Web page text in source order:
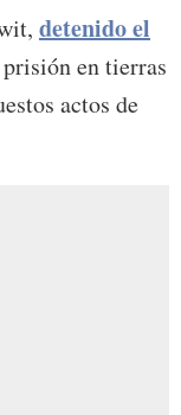
detenido el
en tierras
actos de